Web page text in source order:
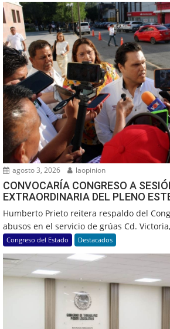
agosto 3, 2026 laopinion
CONVOCARÍA CONGRESO A
EXTRAORDINARIA DEL PLENO
Humberto Prieto reitera respaldo del
abusos en el servicio de grúas Cd.
Congreso del Estado Destacados